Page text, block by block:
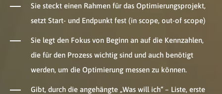
Sie steckt einen Rahmen für das Optimierungsprojekt,
setzt Start- und Endpunkt fest (in scope, out-of scope)
Sie legt den Fokus von Beginn an auf die Kennzahlen,
die für den Prozess wichtig sind und auch benötigt
werden, um die Optimierung messen zu können.
Gibt, durch die angehängte „Was will ich“ – Liste, erste